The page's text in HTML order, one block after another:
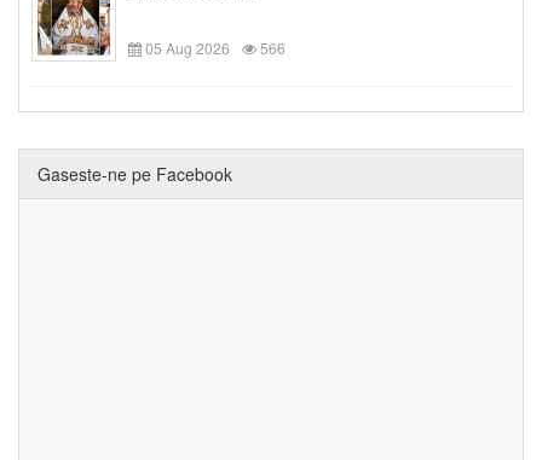
05 Aug 2026 566
Gaseste-ne pe Facebook